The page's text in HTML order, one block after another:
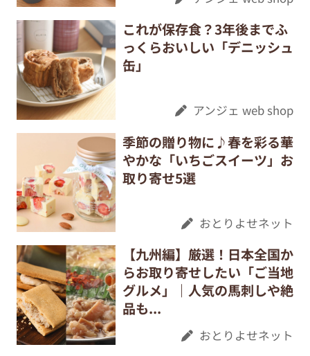
これが保存食？3年後までふ
っくらおいしい「デニッシュ
缶」
アンジェ web shop
季節の贈り物に♪春を彩る華
やかな「いちごスイーツ」お
取り寄せ5選
おとりよせネット
【九州編】厳選！日本全国か
らお取り寄せしたい「ご当地
グルメ」｜人気の馬刺しや絶
品も...
おとりよせネット